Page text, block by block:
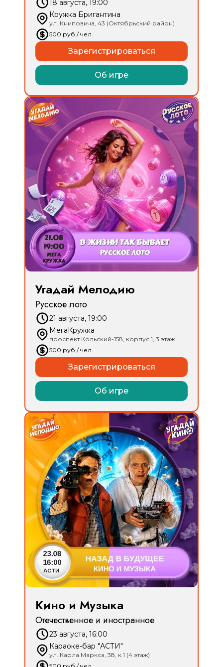
18 августа, 19:00
Кружка Бригантина
ул. Книповича, 43 (Октябрьский район)
500 руб / чел.
Зарегистрироваться
Об игре
Угадай Мелодию
Русское лото
21 августа, 19:00
МегаКружка
проспект Кольский-158, корпус 1, 3 этаж
500 руб / чел.
Зарегистрироваться
Об игре
Кино и Музыка
Отечественное и иностранное
23 августа, 16:00
Караоке-бар "АСТИ"
ул. Карла Маркса, 38, к.1 (4 этаж)